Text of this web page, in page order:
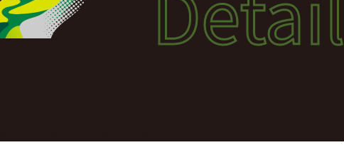
試合結果
NUMBER ONE